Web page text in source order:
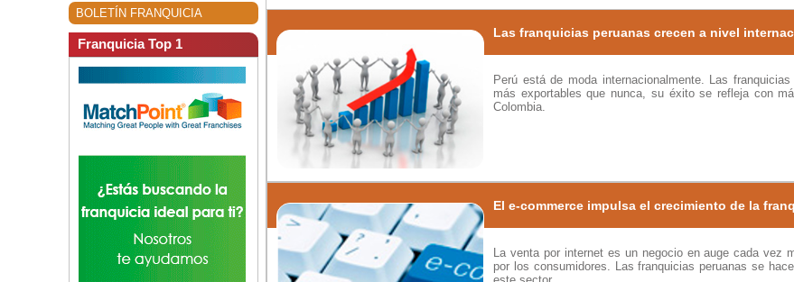
BOLETÍN FRANQUICIA
Franquicia Top 1
Las franquicias peruanas crecen a nivel
Perú está de moda internacionalmente. Las
más exportables que nunca, su éxito se refleja con
Colombia.
El e-commerce impulsa el crecimiento de la
La venta por internet es un negocio en auge cada vez
por los consumidores. Las franquicias peruanas se